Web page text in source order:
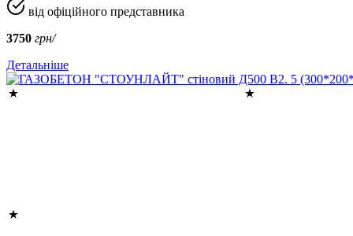
від офіційного представника
3750 грн/
Детальніше